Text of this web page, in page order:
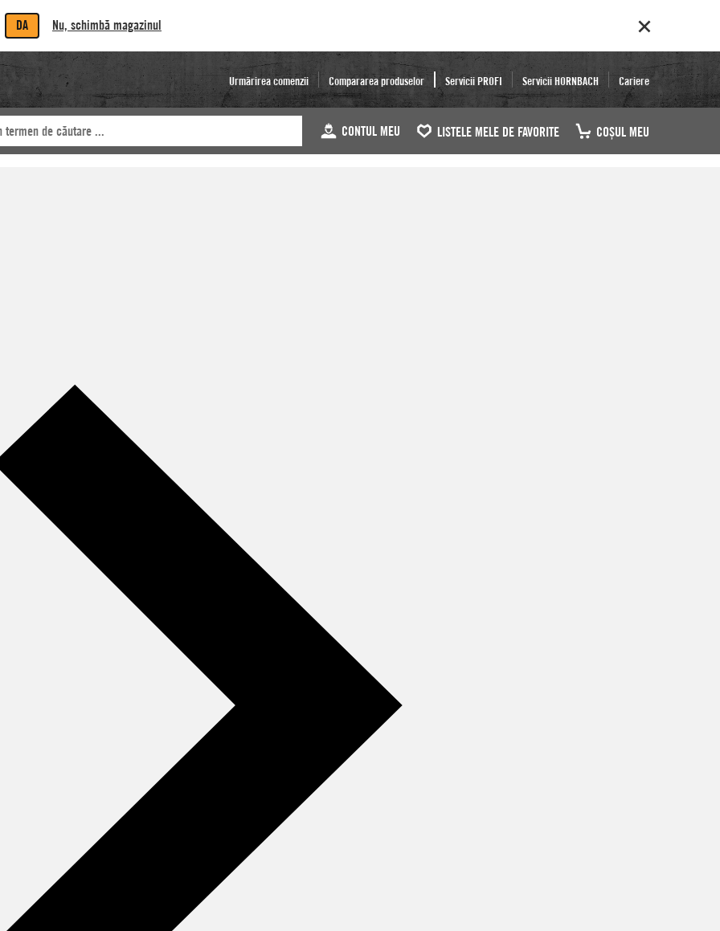
DA Nu, schimbă magazinul
Urmărirea comenzii Compararea produselor Servicii PROFI Servicii HORNBACH Cariere
CONTUL MEU LISTELE MELE DE FAVORITE COŞUL MEU